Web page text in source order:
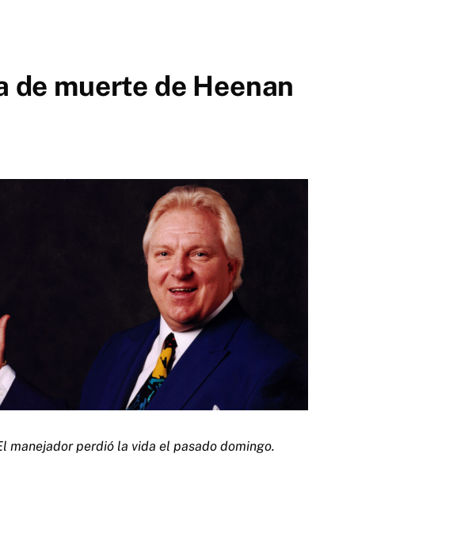
de muerte de Heenan
manejador perdió la vida el pasado domingo.